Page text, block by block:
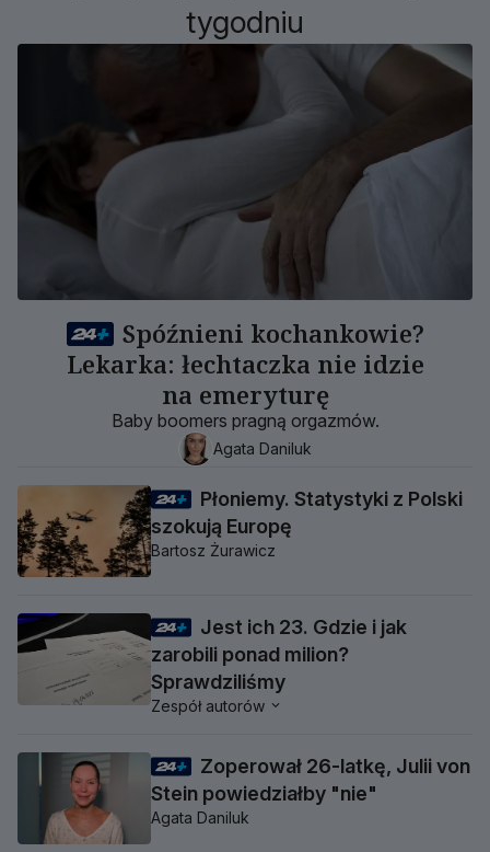
tygodniu
Spóźnieni kochankowie?
Lekarka: łechtaczka nie idzie
na emeryturę
Baby boomers pragną orgazmów.
Agata Daniluk
Płoniemy. Statystyki z Polski
szokują Europę
Bartosz Żurawicz
Jest ich 23. Gdzie i jak
zarobili ponad milion?
Sprawdziliśmy
Zespół autorów
Zoperował 26-latkę, Julii von
Stein powiedziałby "nie"
Agata Daniluk